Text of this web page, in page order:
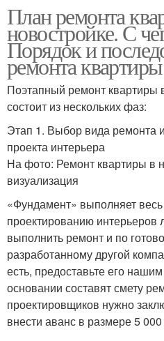
План ремонта
новостройке. С
Порядок и
ремонта
Поэтапный ремонт квартиры
состоит из нескольких фаз:
Этап 1. Выбор вида ремонта
проекта интерьера
На фото: Ремонт квартиры в
визуализация
«Фундамент» выполняет
проектированию
выполнить ремонт и по
разработанному другой
есть, предоставьте его
основании составят смету
проектировщиков нужно
внести аванс в размере 5